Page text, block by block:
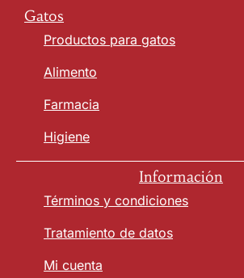
Gatos
Productos para gatos
Alimento
Farmacia
Higiene
Información
Términos y condiciones
Tratamiento de datos
Mi cuenta